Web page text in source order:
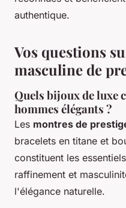
authentique.
Vos questions
masculine de
Quels bijoux de luxe
hommes élégants ?
Les montres de
bracelets en titane et
constituent les
raffinement et
l'élégance naturelle.